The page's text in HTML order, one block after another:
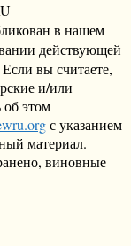
в нашем
действующей
Если вы считаете,
и/или
этом
с указанием
материал.
виновные